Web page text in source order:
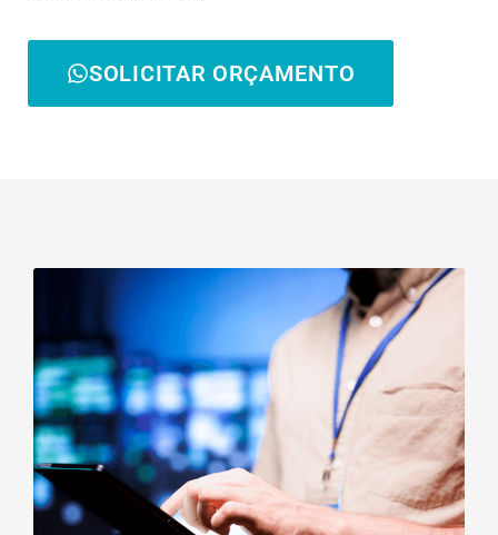
SOLICITAR ORÇAMENTO